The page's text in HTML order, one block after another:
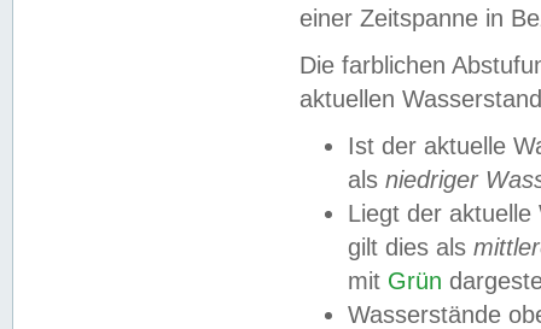
einer Zeitspanne in
Die farblichen
aktuellen
Ist der aktuelle
als niedriger
Liegt der
gilt dies als
mit Grün
Wasserstände